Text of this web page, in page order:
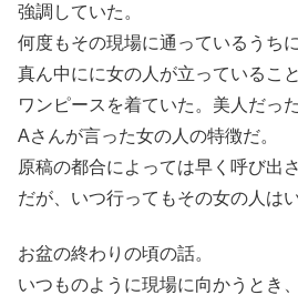
強調していた。
何度もその現場に通っているうち
真ん中にに女の人が立っているこ
ワンピースを着ていた。美人だった
Aさんが言った女の人の特徴だ。
原稿の都合によっては早く呼び出
だが、いつ行ってもその女の人は
お盆の終わりの頃の話。
いつものように現場に向かうとき